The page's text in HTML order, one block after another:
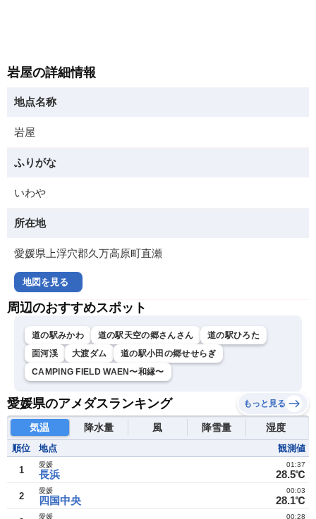
岩屋の詳細情報
地点名称
岩屋
ふりがな
いわや
所在地
愛媛県上浮穴郡久万高原町直瀬
地図を見る
周辺のおすすめスポット
道の駅みかわ 道の駅天空の郷さんさん
道の駅ひろた
面河渓
大渡ダム
道の駅小田の郷せせらぎ
CAMPING FIELD WAEN〜和縁〜
愛媛県のアメダスランキング もっと見る
気温 降水量 風 降雪量 湿度
順位 地点 観測値
1 長浜
愛媛
28.5℃
01:37
2 四国中央
愛媛
28.1℃
00:03
愛媛 00:28